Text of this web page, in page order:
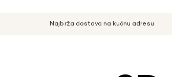
Najbrža dostava na kućnu adresu